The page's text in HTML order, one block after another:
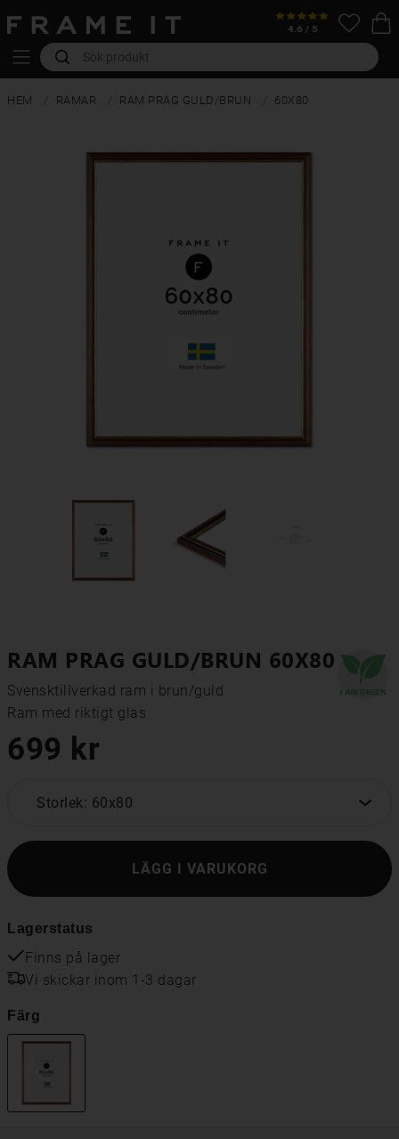
HEM RAMAR RAM PRAG GULD/BRUN 60X80
RAM PRAG GULD/BRUN 60X80
Svensktillverkad ram i brun/guld
Ram med riktigt glas
699 kr
Storlek: 60x80
LÄGG I VARUKORG
Lagerstatus
Finns på lager
Vi skickar inom 1-3 dagar
Färg